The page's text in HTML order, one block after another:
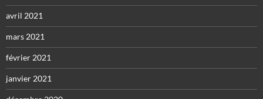
avril 2021
mars 2021
février 2021
janvier 2021